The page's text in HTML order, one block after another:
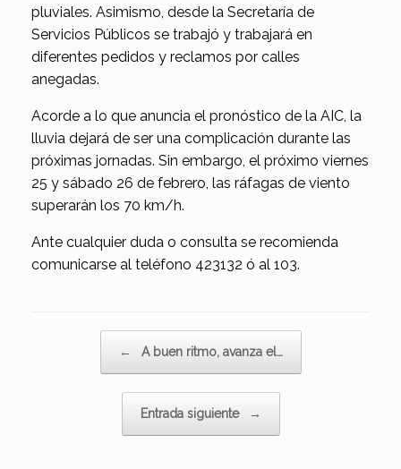
pluviales. Asimismo, desde la Secretaría de
Servicios Públicos se trabajó y trabajará en
diferentes pedidos y reclamos por calles
anegadas.
Acorde a lo que anuncia el pronóstico de la AIC, la
lluvia dejará de ser una complicación durante las
próximas jornadas. Sin embargo, el próximo viernes
25 y sábado 26 de febrero, las ráfagas de viento
superarán los 70 km/h.
Ante cualquier duda o consulta se recomienda
comunicarse al teléfono 423132 ó al 103.
← A buen ritmo, avanza el…
Entrada siguiente →